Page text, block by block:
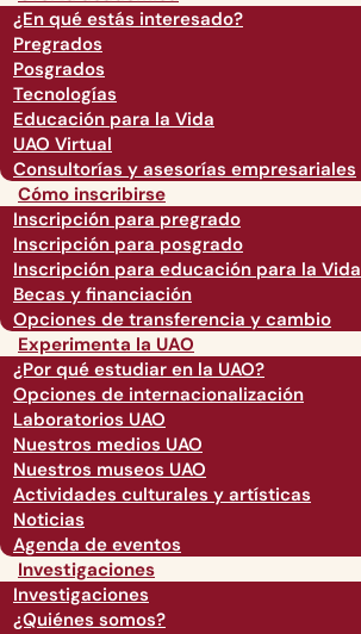
¿En qué estás interesado?
Pregrados
Posgrados
Tecnologías
Educación para la Vida
UAO Virtual
Consultorías y asesorías empresariales
Cómo inscribirse
Inscripción para pregrado
Inscripción para posgrado
Inscripción para educación para la Vida
Becas y financiación
Opciones de transferencia y cambio
Experimenta la UAO
¿Por qué estudiar en la UAO?
Opciones de internacionalización
Laboratorios UAO
Nuestros medios UAO
Nuestros museos UAO
Actividades culturales y artísticas
Noticias
Agenda de eventos
Investigaciones
Investigaciones
¿Quiénes somos?